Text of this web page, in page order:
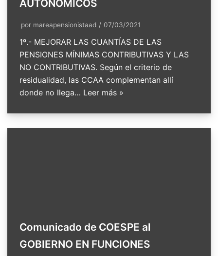
AUTONOMICOS
por mareapensionistaad 07/03/2021
1º.- MEJORAR LAS CUANTÍAS DE LAS
PENSIONES MÍNIMAS CONTRIBUTIVAS Y LAS
NO CONTRIBUTIVAS. Según el criterio de
residualidad, las CCAA complementan allí
donde no llega… Leer más »
Comunicado de COESPE al
GOBIERNO EN FUNCIONES